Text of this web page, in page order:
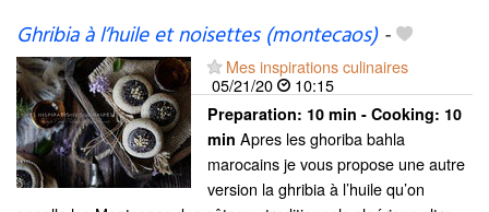
Ghribia à l’huile et noisettes (montecaos)-
Mes inspirations culinaires
05/21/20
10:15
Preparation: 10 min - Cooking: 10
min Apres les ghoriba bahla
marocains je vous propose une autre
version la ghribia à l’huile qu’on